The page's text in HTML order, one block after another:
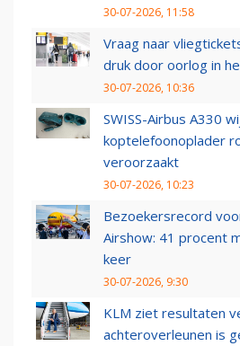
30-07-2026, 11:58
Vraag naar
druk door oorlog in
30-07-2026, 10:36
SWISS-Airbus A330
koptelefoonoplader
veroorzaakt
30-07-2026, 10:23
Bezoekersrecord
Airshow: 41 procent
keer
30-07-2026, 9:30
KLM ziet resultaten
achteroverleunen is